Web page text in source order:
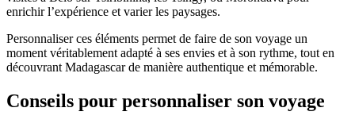
enrichir l’expérience et varier les paysages.
Personnaliser ces éléments permet de faire de son voyage un
moment véritablement adapté à ses envies et à son rythme, tout en
découvrant Madagascar de manière authentique et mémorable.
Conseils pour personnaliser son voyage